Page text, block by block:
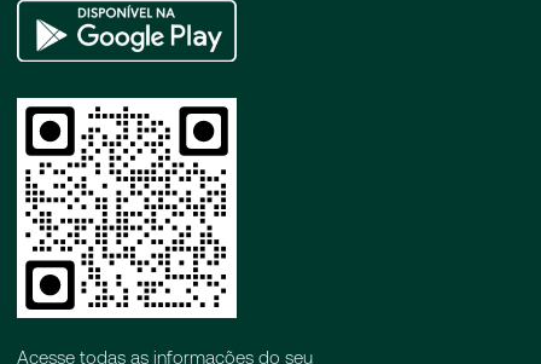
Acesse todas as informações do seu